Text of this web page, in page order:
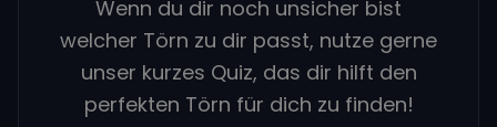
Wenn du dir noch unsicher bist
welcher Törn zu dir passt, nutze gerne
unser kurzes Quiz, das dir hilft den
perfekten Törn für dich zu finden!